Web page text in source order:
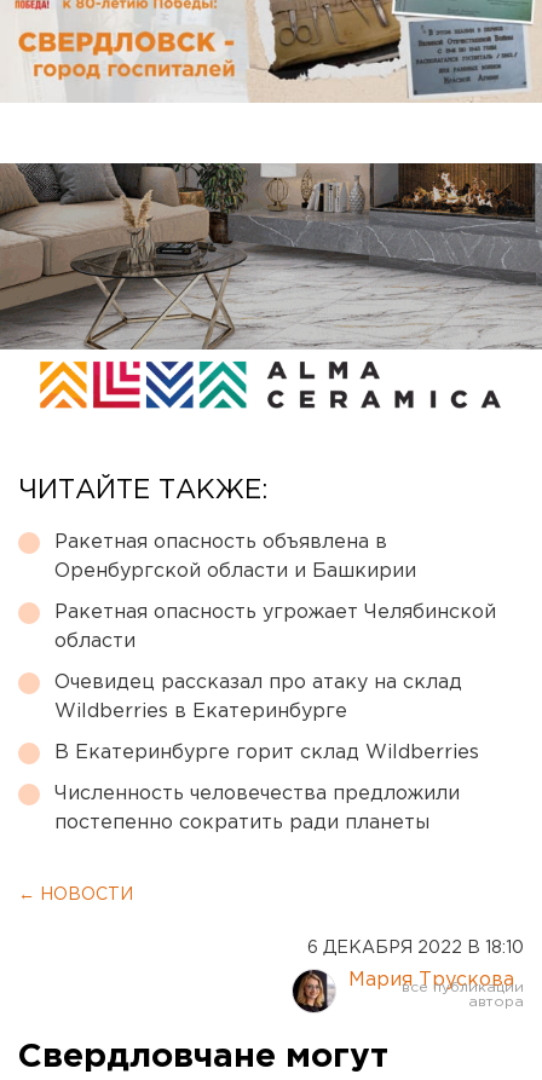
ЧИТАЙТЕ ТАКЖЕ:
Ракетная опасность объявлена в
Оренбургской области и Башкирии
Ракетная опасность угрожает Челябинской
области
Очевидец рассказал про атаку на склад
Wildberries в Екатеринбурге
В Екатеринбурге горит склад Wildberries
Численность человечества предложили
постепенно сократить ради планеты
← НОВОСТИ
6 ДЕКАБРЯ 2022 В 18:10
Мария Трускова
Свердловчане могут